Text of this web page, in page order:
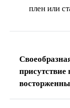
плен или
присутствие